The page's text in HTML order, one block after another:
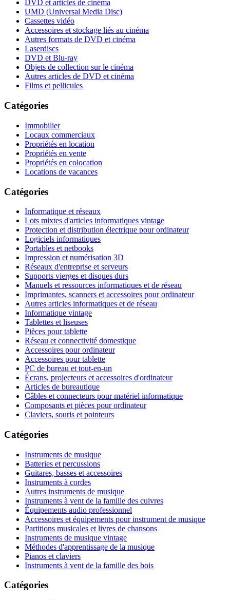
DVD et articles de cinéma
UMD (Universal Media Disc)
Cassettes vidéo
Accessoires et stockage liés au cinéma
Autres formats de DVD et cinéma
Laserdiscs
DVD et Blu-ray
Objets de collection sur le cinéma
Autres articles de DVD et cinéma
Films et pellicules
Catégories
Immobilier
Locaux commerciaux
Propriétés en location
Propriétés en vente
Propriétés en colocation
Locations de vacances
Catégories
Informatique et réseaux
Lots mixtes d'articles informatiques vintage
Protection et distribution électrique pour ordinateur
Logiciels informatiques
Portables et netbooks
Impression et numérisation 3D
Réseaux d'entreprise et serveurs
Supports vierges et disques durs
Manuels et ressources informatiques et de réseau
Imprimantes, scanners et accessoires pour ordinateur
Autres articles informatiques et de réseau
Informatique vintage
Tablettes et liseuses
Pièces pour tablette
Réseau et connectivité domestique
Accessoires pour ordinateur
Accessoires pour tablette
PC de bureau et tout-en-un
Écrans, projecteurs et accessoires d'ordinateur
Articles de bureautique
Câbles et connecteurs pour matériel informatique
Composants et pièces pour ordinateur
Claviers, souris et pointeurs
Catégories
Instruments de musique
Batteries et percussions
Guitares, basses et accessoires
Instruments à cordes
Autres instruments de musique
Instruments à vent de la famille des cuivres
Équipements audio professionnel
Accessoires et équipements pour instrument de musique
Partitions musicales et livres de chansons
Instruments de musique vintage
Méthodes d'apprentissage de la musique
Pianos et claviers
Instruments à vent de la famille des bois
Catégories